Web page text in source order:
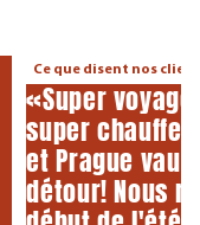
Ce que disent nos
«Super
super
et Prague
détour! Nous